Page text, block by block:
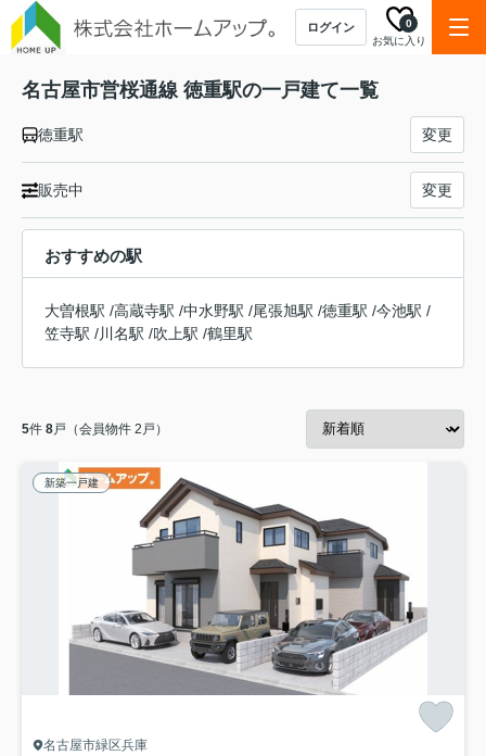
ログイン
お気に入り
0
名古屋市営桜通線 徳重駅の一戸建て一覧
徳重駅 変更
販売中 変更
おすすめの駅
大曽根駅 /高蔵寺駅 /中水野駅 /尾張旭駅 /徳重駅 /今池駅 /
笠寺駅 /川名駅 /吹上駅 /鶴里駅
5件 8戸（会員物件 2戸）
新築一戸建
名古屋市緑区兵庫